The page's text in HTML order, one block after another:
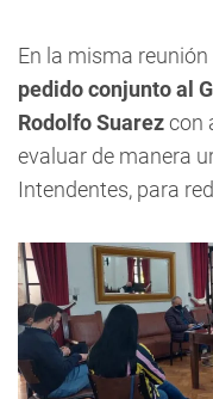
En la misma reunión
pedido conjunto al
Rodolfo Suarezcon
evaluar de manera
Intendentes, para